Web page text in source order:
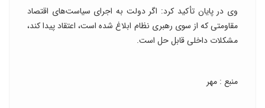
وی در پایان تأکید کرد: اگر دولت به اجرای سیاست‌های اقتصاد
مقاومتی که از سوی رهبری نظام ابلاغ شده است، اعتقاد پیدا کند،
مشکلات داخلی قابل حل است.
منبع : مهر